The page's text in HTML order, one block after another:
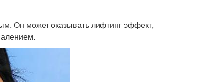
Он может оказывать лифтинг эффект,